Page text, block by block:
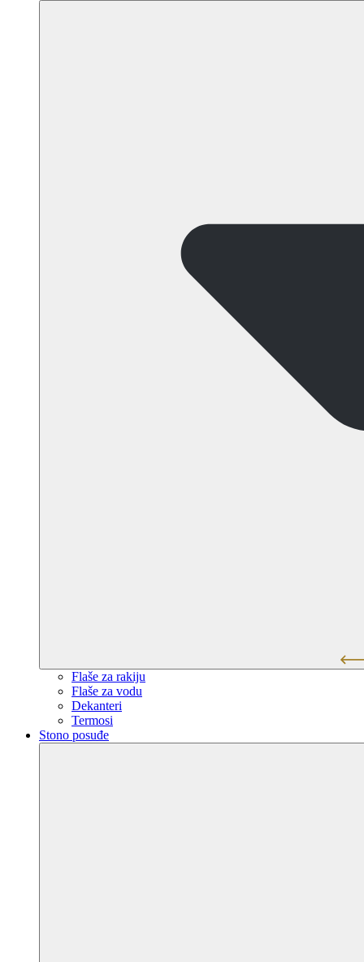
Flaše za rakiju
Flaše za vodu
Dekanteri
Termosi
Stono posuđe